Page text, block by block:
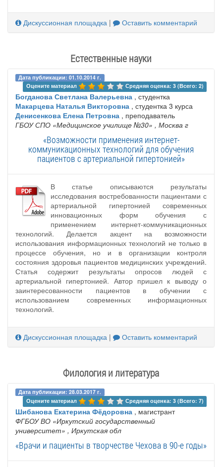
Дискуссионная площадка | Оставить комментарий
Естественные науки
Дата публикации: 01.10.2014 г.
Оцените материал
Средняя оценка: 3 (Всего: 2)
Богданова Светлана Валерьевна , студентка
Макарцева Наталья Викторовна , студентка 3 курса
Денисенкова Елена Петровна , преподаватель
ГБОУ СПО «Медицинское училище №30» , Москва г
«Возможности применения интернет-
коммуникационных технологий для обучения
пациентов с артериальной гипертонией»
В статье описываются результаты
исследования востребованности пациентами с
артериальной гипертонией современных
инновационных форм обучения с
применением интернет-коммуникационных
технологий. Делается акцент на возможности
использования информационных технологий не только в
процессе обучения, но и в организации контроля
состояния здоровья пациентов медицинских учреждений.
Статья содержит результаты опросов людей с
артериальной гипертонией. Автор пришел к выводу о
заинтересованности пациентов в обучении с
использованием современных информационных
технологий.
Дискуссионная площадка | Оставить комментарий
Филология и литература
Дата публикации: 28.03.2017 г.
Оцените материал
Средняя оценка: 3 (Всего: 7)
Шибанова Екатерина Фёдоровна , магистрант
ФГБОУ ВО «Иркутский государственный
университет» , Иркутская обл
«Врачи и пациенты в творчестве Чехова в 90-е годы»